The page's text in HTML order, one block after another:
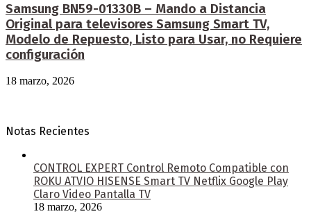
Samsung BN59-01330B – Mando a Distancia
Original para televisores Samsung Smart TV,
Modelo de Repuesto, Listo para Usar, no Requiere
configuración
18 marzo, 2026
Notas Recientes
CONTROL EXPERT Control Remoto Compatible con
ROKU ATVIO HISENSE Smart TV Netflix Google Play
Claro Video Pantalla TV
18 marzo, 2026